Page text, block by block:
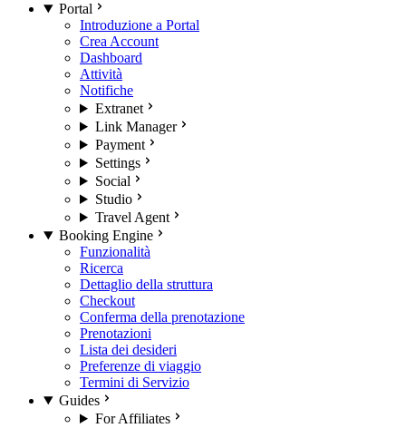
Portal
Introduzione a Portal
Crea Account
Dashboard
Attività
Notifiche
Extranet
Link Manager
Payment
Settings
Social
Studio
Travel Agent
Booking Engine
Funzionalità
Ricerca
Dettaglio della struttura
Checkout
Conferma della prenotazione
Prenotazioni
Lista dei desideri
Preferenze di viaggio
Termini di Servizio
Guides
For Affiliates